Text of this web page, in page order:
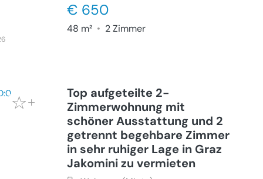
€ 650
48 m² • 2 Zimmer
Top aufgeteilte 2-
Zimmerwohnung mit
schöner Ausstattung und 2
getrennt begehbare Zimmer
in sehr ruhiger Lage in Graz
Jakomini zu vermieten